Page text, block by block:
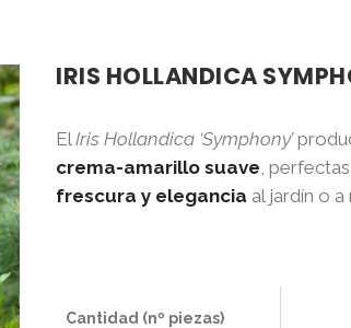
IRIS HOLLANDICA
ElIris Hollandica ‘Symphony’
crema-amarillo suave,
frescura y elegancia al jardín o
Cantidad (nº piezas)